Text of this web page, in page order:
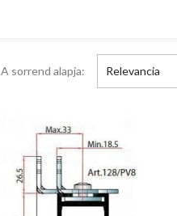
A sorrend alapja: Relevancia